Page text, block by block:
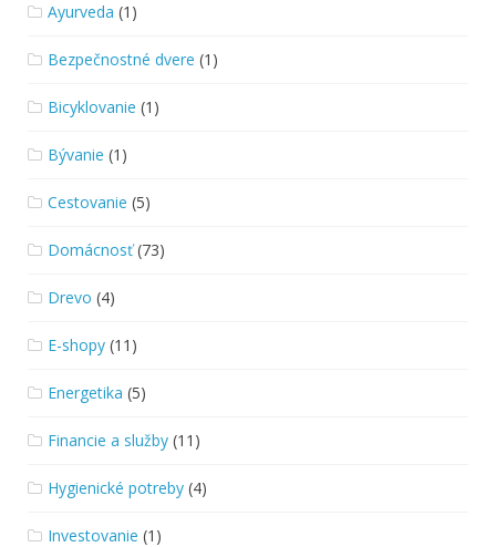
Ayurveda (1)
Bezpečnostné dvere (1)
Bicyklovanie (1)
Bývanie (1)
Cestovanie (5)
Domácnosť(73)
Drevo (4)
E-shopy (11)
Energetika (5)
Financie a služby (11)
Hygienické potreby (4)
Investovanie (1)